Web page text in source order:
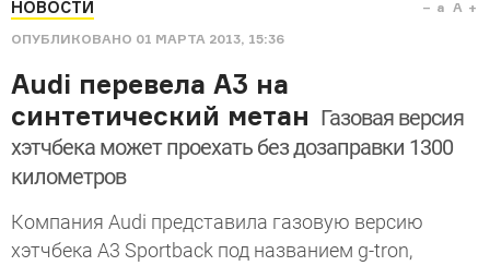
НОВОСТИ
ОПУБЛИКОВАНО 01 МАРТА 2013, 15:36
a A
Audi перевела A3 на
синтетический метан Газовая версия
хэтчбека может проехать без дозаправки 1300
километров
Компания Audi представила газовую версию
хэтчбека A3 Sportback под названием g-tron,